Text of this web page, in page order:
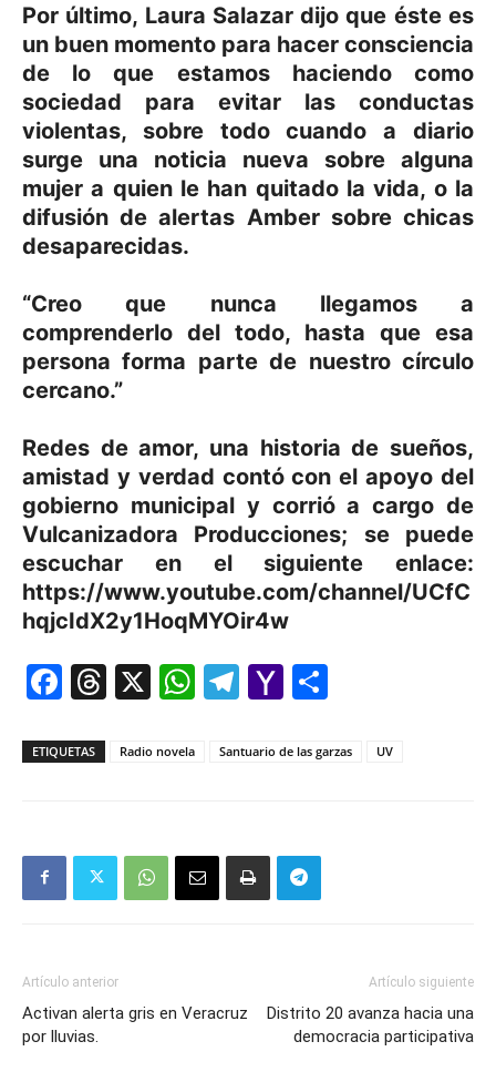
Por último, Laura Salazar dijo que éste es
un buen momento para hacer consciencia
de lo que estamos haciendo como
sociedad para evitar las conductas
violentas, sobre todo cuando a diario
surge una noticia nueva sobre alguna
mujer a quien le han quitado la vida, o la
difusión de alertas Amber sobre chicas
desaparecidas.
“Creo que nunca llegamos a
comprenderlo del todo, hasta que esa
persona forma parte de nuestro círculo
cercano.”
Redes de amor, una historia de sueños,
amistad y verdad contó con el apoyo del
gobierno municipal y corrió a cargo de
Vulcanizadora Producciones; se puede
escuchar en el siguiente enlace:
https://www.youtube.com/channel/UCfC
hqjcIdX2y1HoqMYOir4w
Facebook
Threads
X WhatsApp
Telegram
Yahoo
ETIQUETAS Radio novela Santuario de las garzas UV
Artículo anterior
Activan alerta gris en Veracruz
por lluvias.
Artículo siguiente
Distrito 20 avanza hacia una
democracia participativa